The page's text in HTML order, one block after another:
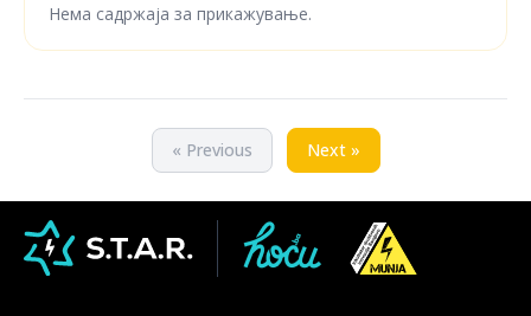
Нема садржаја за прикажување.
« Previous Next »